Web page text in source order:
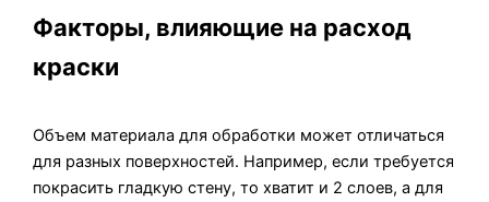
Факторы, влияющие на расход
краски
Объем материала для обработки может отличаться
для разных поверхностей. Например, если требуется
покрасить гладкую стену, то хватит и 2 слоев, а для